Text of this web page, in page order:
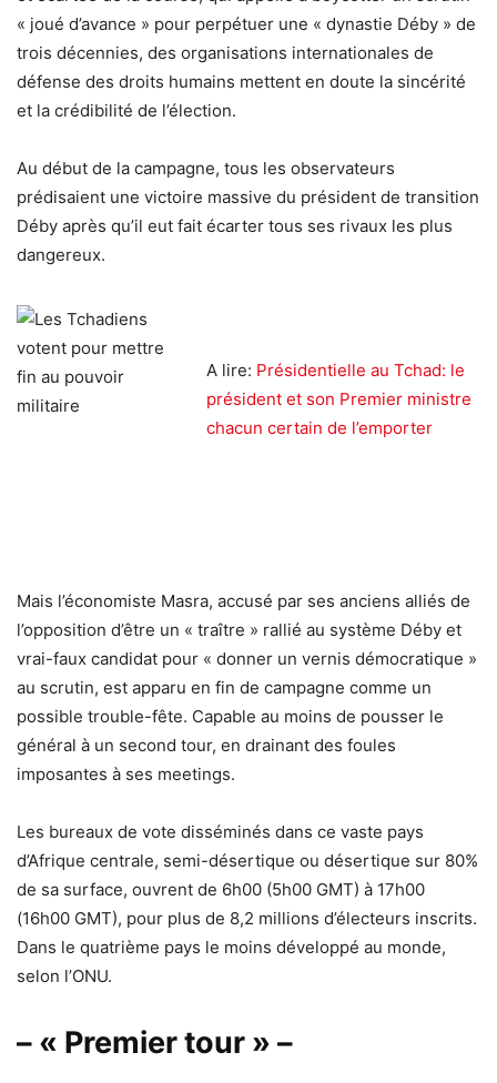
« joué d’avance » pour perpétuer une « dynastie Déby » de
trois décennies, des organisations internationales de
défense des droits humains mettent en doute la sincérité
et la crédibilité de l’élection.
Au début de la campagne, tous les observateurs
prédisaient une victoire massive du président de transition
Déby après qu’il eut fait écarter tous ses rivaux les plus
dangereux.
A lire: Présidentielle au Tchad: le
président et son Premier ministre
chacun certain de l’emporter
Mais l’économiste Masra, accusé par ses anciens alliés de
l’opposition d’être un « traître » rallié au système Déby et
vrai-faux candidat pour « donner un vernis démocratique »
au scrutin, est apparu en fin de campagne comme un
possible trouble-fête. Capable au moins de pousser le
général à un second tour, en drainant des foules
imposantes à ses meetings.
Les bureaux de vote disséminés dans ce vaste pays
d’Afrique centrale, semi-désertique ou désertique sur 80%
de sa surface, ouvrent de 6h00 (5h00 GMT) à 17h00
(16h00 GMT), pour plus de 8,2 millions d’électeurs inscrits.
Dans le quatrième pays le moins développé au monde,
selon l’ONU.
– « Premier tour » –